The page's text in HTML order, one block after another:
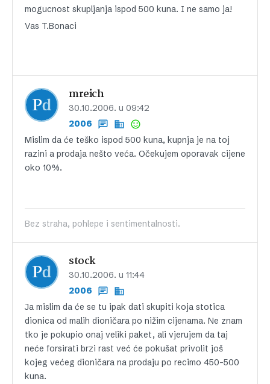
mogucnost skupljanja ispod 500 kuna. I ne samo ja!
Vas T.Bonaci
mreich
30.10.2006. u 09:42
2006
Mislim da će teško ispod 500 kuna, kupnja je na toj
razini a prodaja nešto veća. Očekujem oporavak cijene
oko 10%.
Bez straha, pohlepe i sentimentalnosti.
stock
30.10.2006. u 11:44
2006
Ja mislim da će se tu ipak dati skupiti koja stotica
dionica od malih dioničara po nižim cijenama. Ne znam
tko je pokupio onaj veliki paket, ali vjerujem da taj
neće forsirati brzi rast već će pokušat privolit još
kojeg većeg dioničara na prodaju po recimo 450-500
kuna.